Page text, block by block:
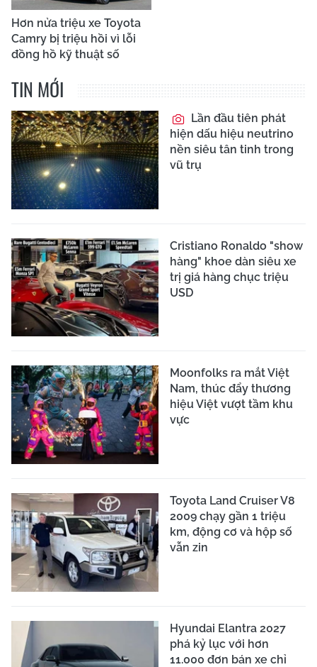
Hơn nửa triệu xe Toyota
Camry bị triệu hồi vì lỗi
đồng hồ kỹ thuật số
TIN MỚI
Lần đầu tiên phát
hiện dấu hiệu neutrino
nền siêu tân tinh trong
vũ trụ
Cristiano Ronaldo "show
hàng" khoe dàn siêu xe
trị giá hàng chục triệu
USD
Moonfolks ra mắt Việt
Nam, thúc đẩy thương
hiệu Việt vượt tầm khu
vực
Toyota Land Cruiser V8
2009 chạy gần 1 triệu
km, động cơ và hộp số
vẫn zin
Hyundai Elantra 2027
phá kỷ lục với hơn
11.000 đơn bán xe chỉ